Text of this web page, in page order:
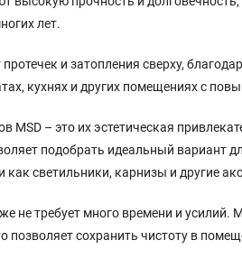
лет.
и затопления сверху,
кухнях и других помещениях с
MSD – это их эстетическая
подобрать идеальный вариант
светильники, карнизы и другие
не требует много времени и
сохранить чистоту в